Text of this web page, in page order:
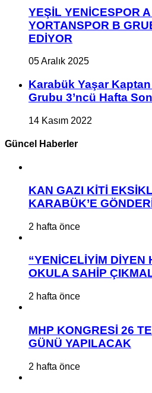
YEŞİL YENİCESPOR
YORTANSPOR B
EDİYOR
05 Aralık 2025
Karabük Yaşar
Grubu 3’ncü Hafta
14 Kasım 2022
Güncel Haberler
KAN GAZI KİTİ
KARABÜK’E
2 hafta önce
“YENİCELİYİM DİYEN
OKULA SAHİP
2 hafta önce
MHP KONGRESİ 26
GÜNÜ YAPILACAK
2 hafta önce